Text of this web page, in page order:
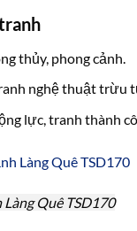
thủy, phong cảnh.
nghệ thuật trừu
lực, tranh thành
Quê TSD170